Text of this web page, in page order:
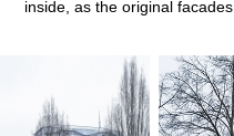
inside, as the original